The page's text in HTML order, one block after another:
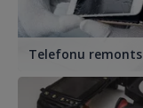
Telefonu remonts